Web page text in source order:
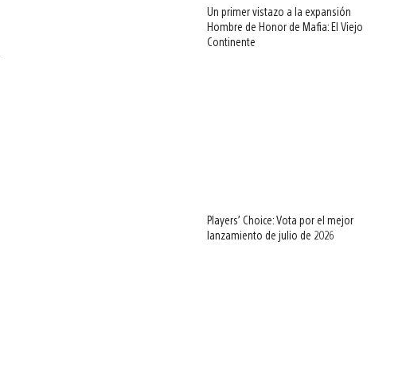
Un primer vistazo a la expansión
Hombre de Honor de Mafia: El Viejo
Continente
Players’ Choice: Vota por el mejor
lanzamiento de julio de 2026